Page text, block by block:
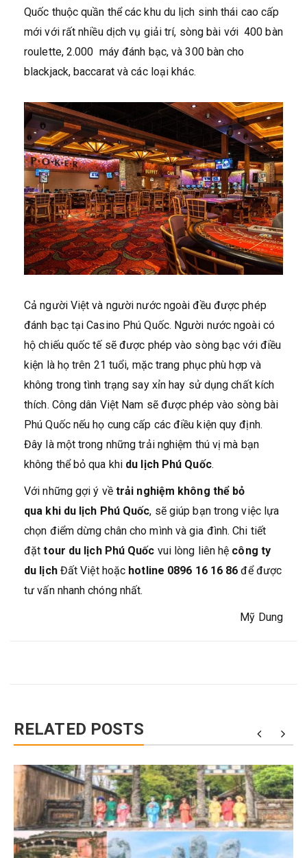
Quốc thuộc quần thể các khu du lịch sinh thái cao cấp
mới với rất nhiều dịch vụ giải trí, sòng bài với 400 bàn
roulette, 2.000 máy đánh bạc, và 300 bàn cho
blackjack, baccarat và các loại khác.
Cả người Việt và người nước ngoài đều được phép
đánh bạc tại Casino Phú Quốc. Người nước ngoài có
hộ chiếu quốc tế sẽ được phép vào sòng bạc với điều
kiện là họ trên 21 tuổi, mặc trang phục phù hợp và
không trong tình trạng say xỉn hay sử dụng chất kích
thích. Công dân Việt Nam sẽ được phép vào sòng bài
Phú Quốc nếu họ cung cấp các điều kiện quy định.
Đây là một trong những trải nghiệm thú vị mà bạn
không thể bỏ qua khi du lịch Phú Quốc.
Với những gợi ý về trải nghiệm không thể bỏ
qua khi du lịch Phú Quốc, sẽ giúp bạn trong việc lựa
chọn điểm dừng chân cho mình và gia đình. Chi tiết
đặttour du lịch Phú Quốc vui lòng liên hệ công ty
du lịchĐất Việt hoặc hotline 0896 16 16 86 để được
tư vấn nhanh chóng nhất.
Mỹ Dung
RELATED POSTS